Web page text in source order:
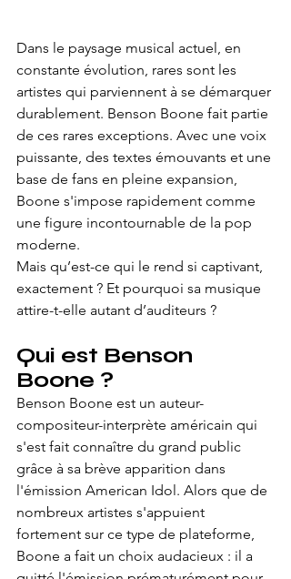
Dans le paysage musical actuel, en
constante évolution, rares sont les
artistes qui parviennent à se démarquer
durablement. Benson Boone fait partie
de ces rares exceptions. Avec une voix
puissante, des textes émouvants et une
base de fans en pleine expansion,
Boone s'impose rapidement comme
une figure incontournable de la pop
moderne.
Mais qu’est-ce qui le rend si captivant,
exactement ? Et pourquoi sa musique
attire-t-elle autant d’auditeurs ?
Qui est Benson
Boone ?
Benson Boone est un auteur-
compositeur-interprète américain qui
s'est fait connaître du grand public
grâce à sa brève apparition dans
l'émission American Idol. Alors que de
nombreux artistes s'appuient
fortement sur ce type de plateforme,
Boone a fait un choix audacieux : il a